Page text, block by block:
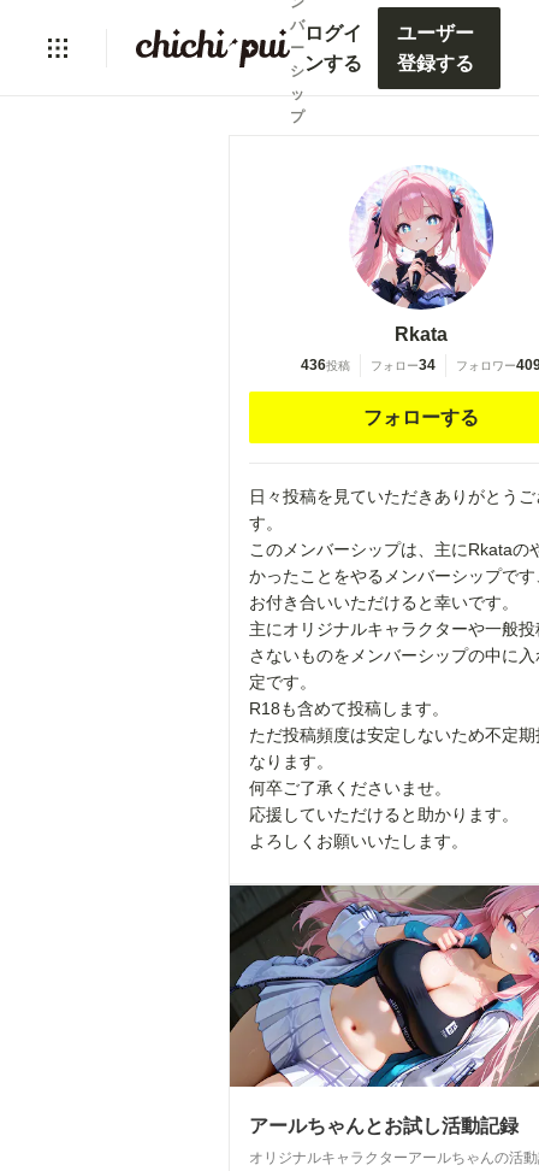
バ
ー
シ
ッ
プ
ログイ
ンする
ユーザー
登録する
Rkata
436投稿 フォロー34 フォロワー
フォローする
日々投稿を見ていただきありがとう
す。
このメンバーシップは、主にRkataの
かったことをやるメンバーシップです
お付き合いいただけると幸いです。
主にオリジナルキャラクターや一般
さないものをメンバーシップの中に
定です。
R18も含めて投稿します。
ただ投稿頻度は安定しないため不定
なります。
何卒ご了承くださいませ。
応援していただけると助かります。
よろしくお願いいたします。
アールちゃんとお試し活動記録
オリジナルキャラクターアールちゃんの活